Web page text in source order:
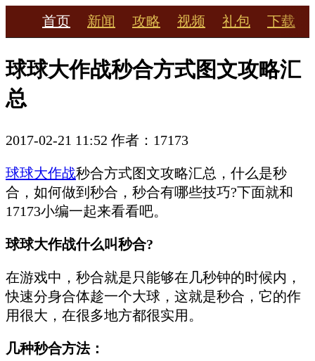
首页 新闻 攻略 视频 礼包 下载
球球大作战秒合方式图文攻略汇
总
2017-02-21 11:52 作者：17173
球球大作战秒合方式图文攻略汇总，什么是秒
合，如何做到秒合，秒合有哪些技巧?下面就和
17173小编一起来看看吧。
球球大作战什么叫秒合?
在游戏中，秒合就是只能够在几秒钟的时候内，
快速分身合体趁一个大球，这就是秒合，它的作
用很大，在很多地方都很实用。
几种秒合方法：